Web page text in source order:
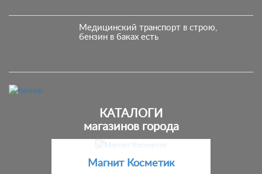
Медицинский транспорт в строю,
бензин в баках есть
КАТАЛОГИ
магазинов города
Магнит Косметик